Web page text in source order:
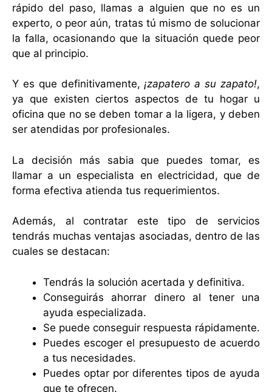
rápido del paso, llamas a alguien que no es un
experto, o peor aún, tratas tú mismo de solucionar
la falla, ocasionando que la situación quede peor
que al principio.
Y es que definitivamente, ¡zapatero a su zapato!,
ya que existen ciertos aspectos de tu hogar u
oficina que no se deben tomar a la ligera, y deben
ser atendidas por profesionales.
La decisión más sabia que puedes tomar, es
llamar a un especialista en electricidad, que de
forma efectiva atienda tus requerimientos.
Además, al contratar este tipo de servicios
tendrás muchas ventajas asociadas, dentro de las
cuales se destacan:
Tendrás la solución acertada y definitiva.
Conseguirás ahorrar dinero al tener una
ayuda especializada.
Se puede conseguir respuesta rápidamente.
Puedes escoger el presupuesto de acuerdo
a tus necesidades.
Puedes optar por diferentes tipos de ayuda
que te ofrecen.